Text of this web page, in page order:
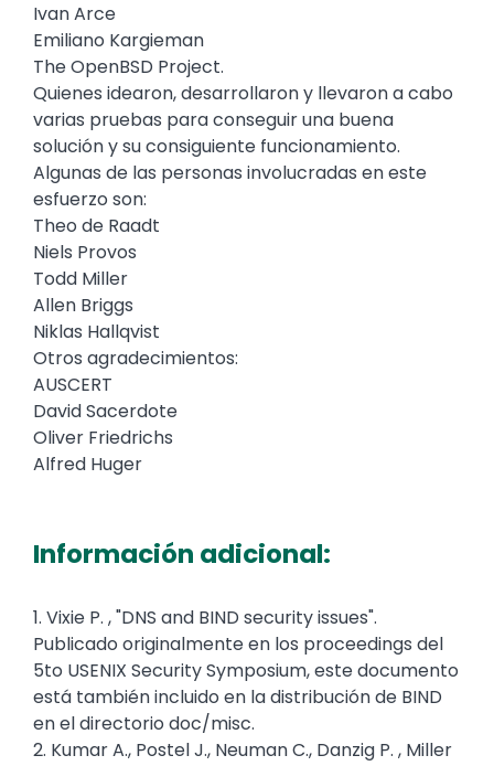
Ivan Arce
Emiliano Kargieman
The OpenBSD Project.
Quienes idearon, desarrollaron y llevaron a cabo
varias pruebas para conseguir una buena
solución y su consiguiente funcionamiento.
Algunas de las personas involucradas en este
esfuerzo son:
Theo de Raadt
Niels Provos
Todd Miller
Allen Briggs
Niklas Hallqvist
Otros agradecimientos:
AUSCERT
David Sacerdote
Oliver Friedrichs
Alfred Huger
Información adicional:
1. Vixie P. , "DNS and BIND security issues".
Publicado originalmente en los proceedings del
5to USENIX Security Symposium, este documento
está también incluido en la distribución de BIND
en el directorio doc/misc.
2. Kumar A., Postel J., Neuman C., Danzig P. , Miller